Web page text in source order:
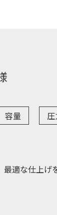
容量
適な仕上げ